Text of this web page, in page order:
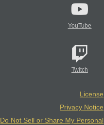
YouTube
Twitch
License
Privacy Notice
Do Not Sell or Share My Personal